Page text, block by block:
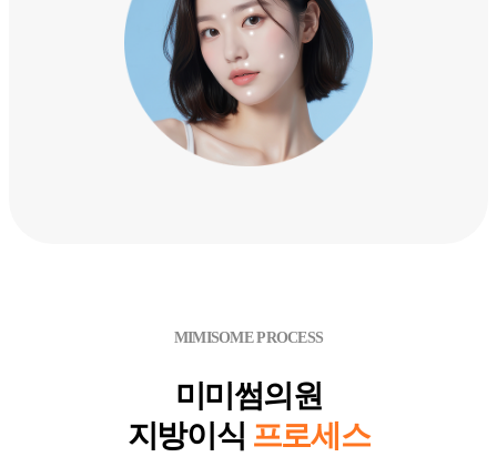
MIMISOME PROCESS
미미썸의원
지방이식 프로세스